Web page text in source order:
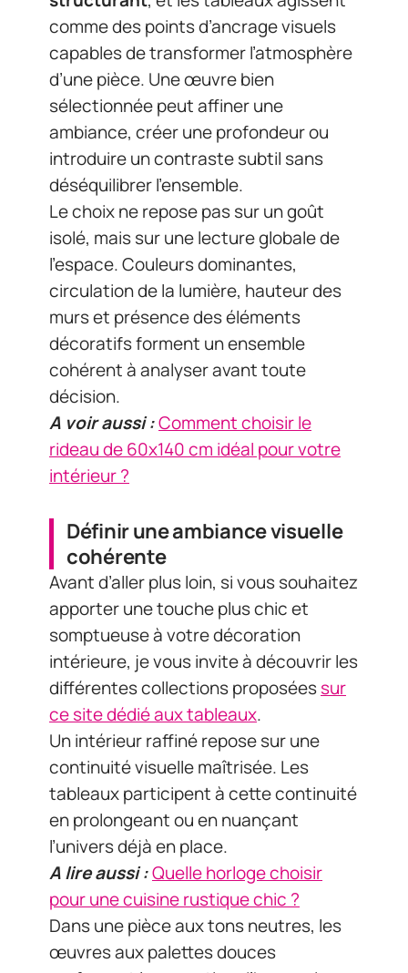
comme des points d’ancrage visuels
capables de transformer l’atmosphère
d’une pièce. Une œuvre bien
sélectionnée peut affiner une
ambiance, créer une profondeur ou
introduire un contraste subtil sans
déséquilibrer l’ensemble.
Le choix ne repose pas sur un goût
isolé, mais sur une lecture globale de
l’espace. Couleurs dominantes,
circulation de la lumière, hauteur des
murs et présence des éléments
décoratifs forment un ensemble
cohérent à analyser avant toute
décision.
A voir aussi :Comment choisir le
rideau de 60x140 cm idéal pour votre
intérieur ?
Définir une ambiance visuelle
cohérente
Avant d’aller plus loin, si vous souhaitez
apporter une touche plus chic et
somptueuse à votre décoration
intérieure, je vous invite à découvrir les
différentes collections proposéessur
ce site dédié aux tableaux.
Un intérieur raffiné repose sur une
continuité visuelle maîtrisée. Les
tableaux participent à cette continuité
en prolongeant ou en nuançant
l’univers déjà en place.
A lire aussi :Quelle horloge choisir
pour une cuisine rustique chic ?
Dans une pièce aux tons neutres, les
œuvres aux palettes douces